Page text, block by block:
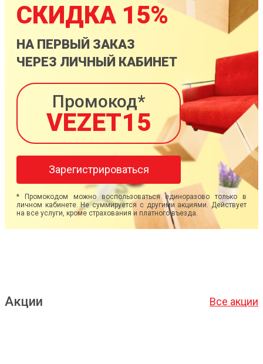
СКИДКА 15%
НА ПЕРВЫЙ ЗАКАЗ
ЧЕРЕЗ ЛИЧНЫЙ КАБИНЕТ
Промокод*
VEZET15
Зарегистрироваться
* Промокодом можно воспользоваться единоразово только в
личном кабинете. Не суммируется с другими акциями. Действует
на все услуги, кроме страхования и платного въезда.
Акции Все акции